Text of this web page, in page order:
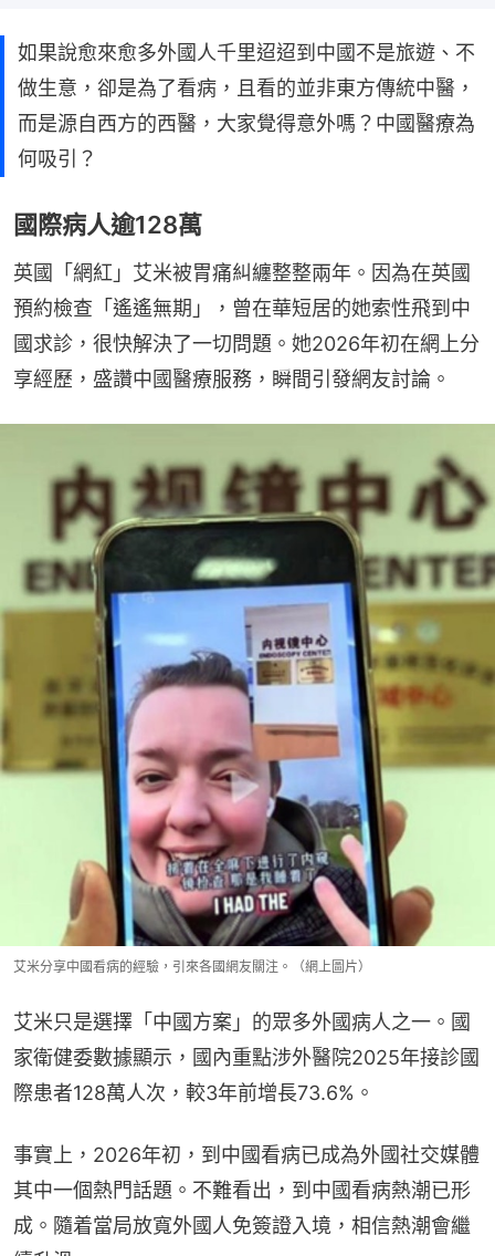
如果說愈來愈多外國人千里迢迢到中國不是旅遊、不
做生意，卻是為了看病，且看的並非東方傳統中醫，
而是源自西方的西醫，大家覺得意外嗎？中國醫療為
何吸引？
國際病人逾128萬
英國「網紅」艾米被胃痛糾纏整整兩年。因為在英國
預約檢查「遙遙無期」，曾在華短居的她索性飛到中
國求診，很快解決了一切問題。她2026年初在網上分
享經歷，盛讚中國醫療服務，瞬間引發網友討論。
艾米分享中國看病的經驗，引來各國網友關注。（網上圖片）
艾米只是選擇「中國方案」的眾多外國病人之一。國
家衛健委數據顯示，國內重點涉外醫院2025年接診國
際患者128萬人次，較3年前增長73.6%。
事實上，2026年初，到中國看病已成為外國社交媒體
其中一個熱門話題。不難看出，到中國看病熱潮已形
成。隨着當局放寬外國人免簽證入境，相信熱潮會繼